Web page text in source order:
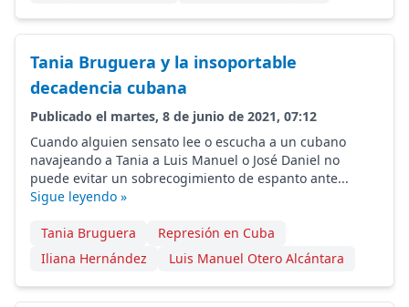
Tania Bruguera y la insoportable
decadencia cubana
Publicado el martes, 8 de junio de 2021, 07:12
Cuando alguien sensato lee o escucha a un cubano
navajeando a Tania a Luis Manuel o José Daniel no
puede evitar un sobrecogimiento de espanto ante...
Sigue leyendo »
Tania Bruguera
Represión en Cuba
Iliana Hernández
Luis Manuel Otero Alcántara